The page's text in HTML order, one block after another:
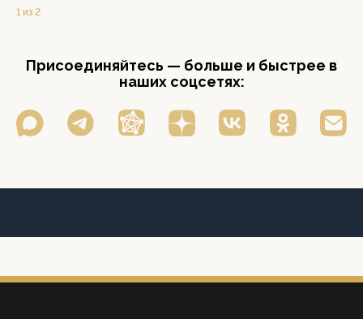
1 из 2
Присоединяйтесь — больше и быстрее в
наших соцсетях: